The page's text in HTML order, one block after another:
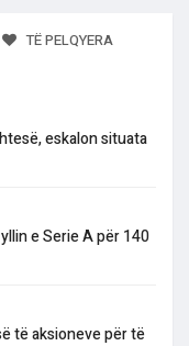
TË PELQYERA
eskalon situata
e Serie A për 140
të aksioneve për të